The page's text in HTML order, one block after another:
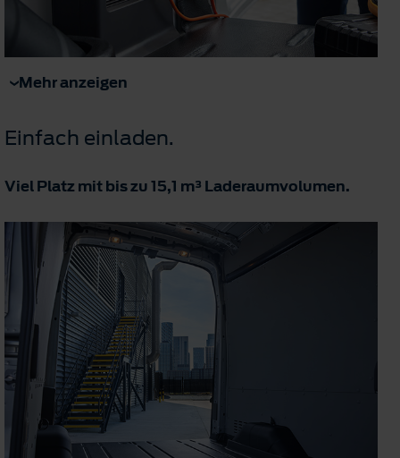
Mehr anzeigen
Einfach einladen.
Viel Platz mit bis zu 15,1 m³ Laderaumvolumen.